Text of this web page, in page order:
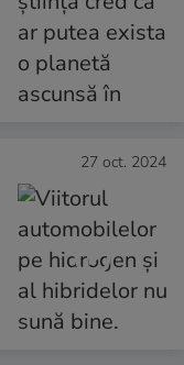
27 oct. 2024